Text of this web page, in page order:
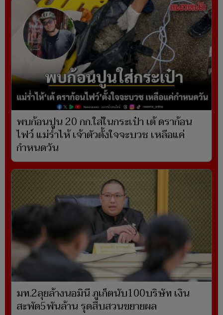
พบก้อนปูน 20 กก.ใส่ในกระเป๋า เต้ ดราก้อน
ไฟว์ แม่ร่ำไห้ เจ้าตัวตั้งใจจะบวช เหลือแค่
กำหนดวัน
มท.2ลุยล้างนอมินี ภูเก็ตนับ100บริษัท เงิน
สะพัด5พันล้าน รุดสืบสวนขยายผล